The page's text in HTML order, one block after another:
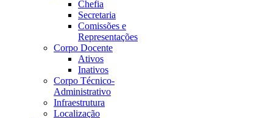
Chefia
Secretaria
Comissões e
Representações
Corpo Docente
Ativos
Inativos
Corpo Técnico-
Administrativo
Infraestrutura
Localização